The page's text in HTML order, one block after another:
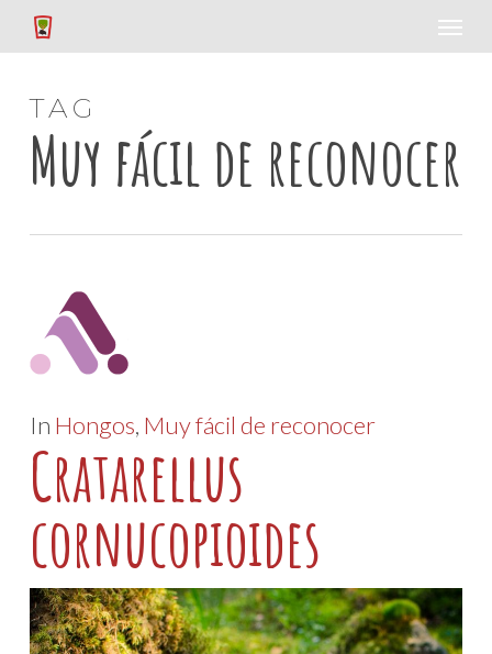
Skip
to
content
Menu
TAG
Muy fácil de reconocer
In Hongos, Muy fácil de reconocer
Cratarellus
cornucopioides